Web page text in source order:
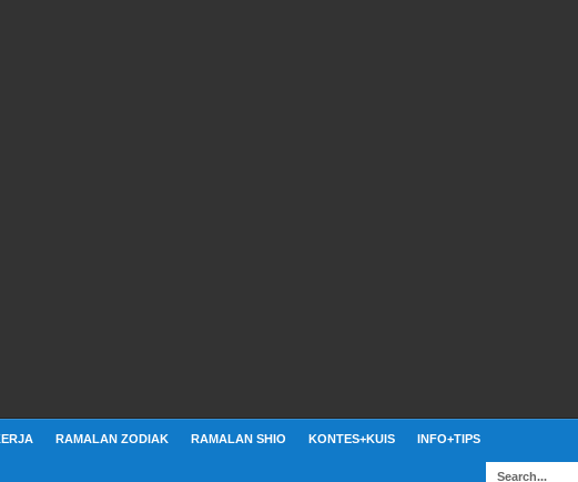
RAMALAN ZODIAK RAMALAN SHIO KONTES+KUIS INFO+TIPS